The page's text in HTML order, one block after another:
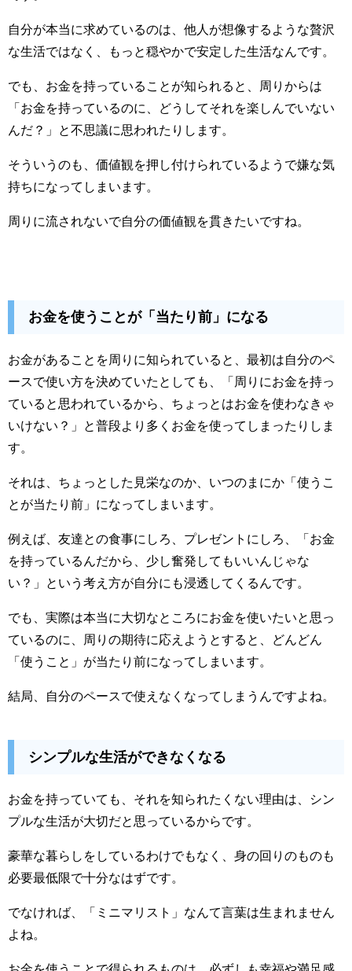
自分が本当に求めているのは、他人が想像するような贅沢
な生活ではなく、もっと穏やかで安定した生活なんです。
でも、お金を持っていることが知られると、周りからは
「お金を持っているのに、どうしてそれを楽しんでいない
んだ？」と不思議に思われたりします。
そういうのも、価値観を押し付けられているようで嫌な気
持ちになってしまいます。
周りに流されないで自分の価値観を貫きたいですね。
お金を使うことが「当たり前」になる
お金があることを周りに知られていると、最初は自分のペ
ースで使い方を決めていたとしても、「周りにお金を持っ
ていると思われているから、ちょっとはお金を使わなきゃ
いけない？」と普段より多くお金を使ってしまったりしま
す。
それは、ちょっとした見栄なのか、いつのまにか「使うこ
とが当たり前」になってしまいます。
例えば、友達との食事にしろ、プレゼントにしろ、「お金
を持っているんだから、少し奮発してもいいんじゃな
い？」という考え方が自分にも浸透してくるんです。
でも、実際は本当に大切なところにお金を使いたいと思っ
ているのに、周りの期待に応えようとすると、どんどん
「使うこと」が当たり前になってしまいます。
結局、自分のペースで使えなくなってしまうんですよね。
シンプルな生活ができなくなる
お金を持っていても、それを知られたくない理由は、シン
プルな生活が大切だと思っているからです。
豪華な暮らしをしているわけでもなく、身の回りのものも
必要最低限で十分なはずです。
でなければ、「ミニマリスト」なんて言葉は生まれません
よね。